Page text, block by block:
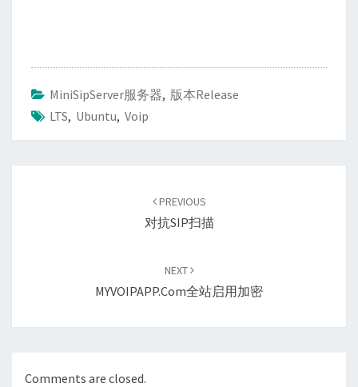
MiniSipServer服务器, 版本Release
LTS, Ubuntu, Voip
PREVIOUS
对抗SIP扫描
NEXT
MYVOIPAPP.com全站启用加密
Comments are closed.